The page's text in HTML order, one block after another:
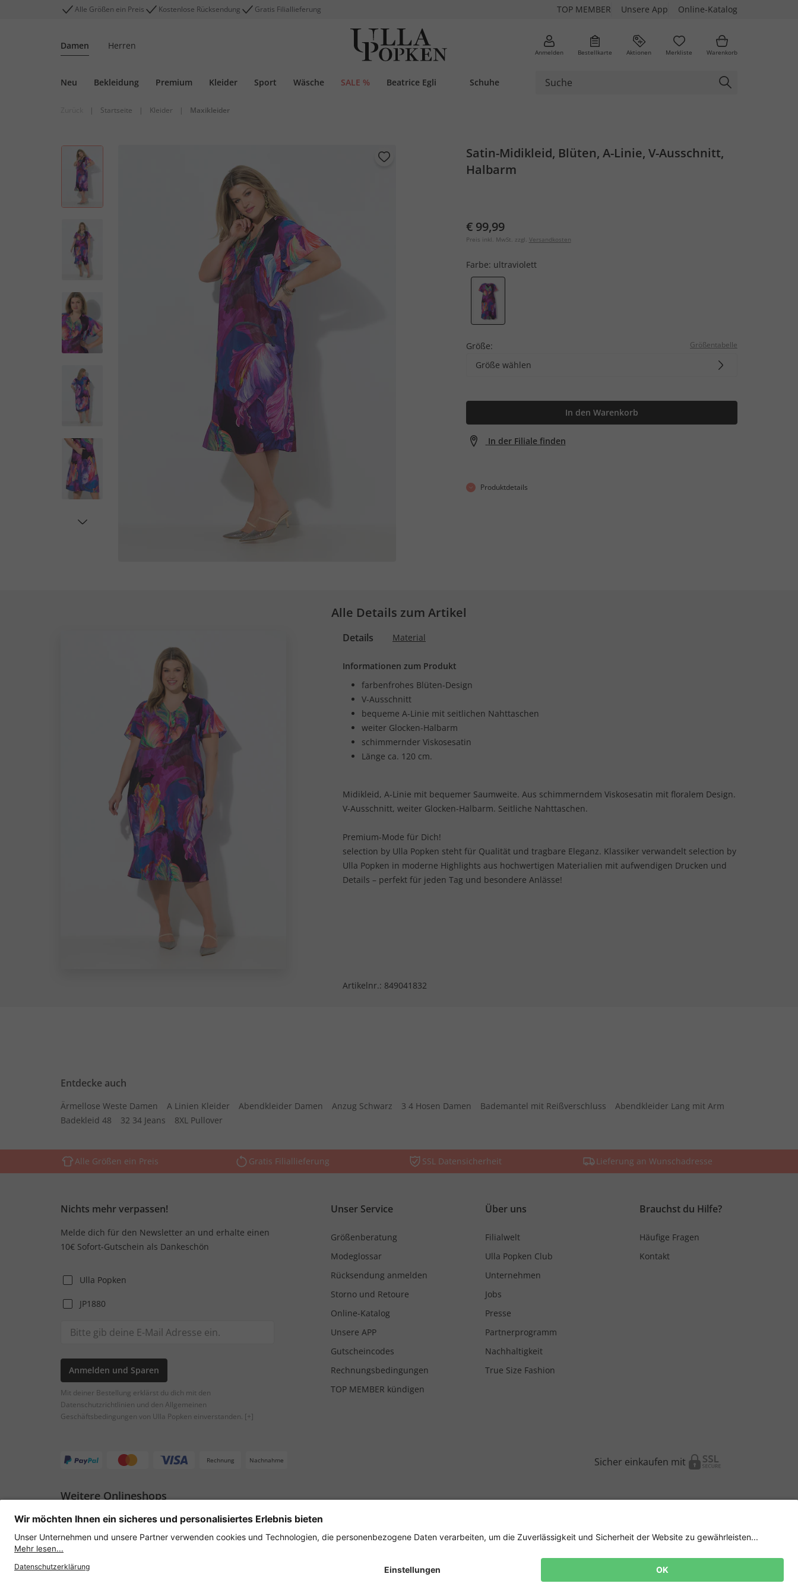
Alle Größen ein Preis Kostenlose Rücksendung Gratis Filiallieferung TOP MEMBER Unsere App Online-Katalog
Damen Herren
Anmelden Bestellkarte Aktionen Merkliste Warenkorb
Neu Bekleidung Premium Kleider Sport Wäsche SALE % Beatrice Egli Schuhe
| Startseite | Kleider | Maxikleider
Satin-Midikleid, Blüten, A-Linie, V-Ausschnitt,
Halbarm
€ 99,99
Preis inkl. MwSt. zzgl. Versandkosten
Farbe: ultraviolett
Größe: Größentabelle
Größe wählen
In den Warenkorb
In der Filiale finden
Produktdetails
Alle Details zum Artikel
Details Material
Informationen zum Produkt
farbenfrohes Blüten-Design
V-Ausschnitt
bequeme A-Linie mit seitlichen Nahttaschen
weiter Glocken-Halbarm
schimmernder Viskosesatin
Länge ca. 120 cm.
Midikleid, A-Linie mit bequemer Saumweite. Aus schimmerndem Viskosesatin mit floralem Design.
V-Ausschnitt, weiter Glocken-Halbarm. Seitliche Nahttaschen.
Premium-Mode für Dich!
selection by Ulla Popken steht für Qualität und tragbare Eleganz. Klassiker verwandelt selection by
Ulla Popken in moderne Highlights aus hochwertigen Materialien mit aufwendigen Drucken und
Details – perfekt für jeden Tag und besondere Anlässe!
Artikelnr.: 849041832
Entdecke auch
Ärmellose Weste Damen A Linien Kleider Abendkleider Damen Anzug Schwarz 3 4 Hosen Damen Bademantel mit Reißverschluss
Abendkleider Lang mit Arm
Badekleid 48
32 34 Jeans 8XL Pullover
Alle Größen ein Preis Gratis Filiallieferung SSL Datensicherheit Lieferung an Wunschadresse
Nichts mehr verpassen!
Melde dich für den Newsletter an und erhalte einen
10€ Sofort-Gutschein als Dankeschön
Ulla Popken
JP1880
Anmelden und Sparen
Mit deiner Bestellung erklärst du dich mit den
Datenschutzrichtlinien und den Allgemeinen
Geschäftsbedingungen von Ulla Popken einverstanden. [+]
Unser Service
Größenberatung
Modeglossar
Rücksendung anmelden
Storno und Retoure
Online-Katalog
Unsere APP
Gutscheincodes
Rechnungsbedingungen
TOP MEMBER kündigen
Über uns
Filialwelt
Ulla Popken Club
Unternehmen
Jobs
Presse
Partnerprogramm
Nachhaltigkeit
True Size Fashion
Brauchst du Hilfe?
Häufige Fragen
Kontakt
Rechnung Nachnahme Sicher einkaufen mit
Weitere Onlineshops
Österreich